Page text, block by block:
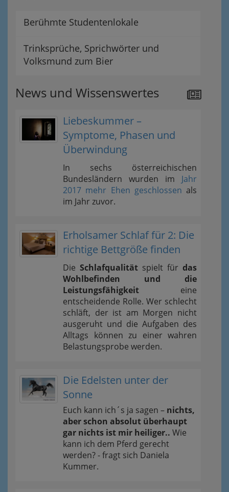
Berühmte Studentenlokale
Trinksprüche, Sprichwörter und
Volksmund zum Bier
News und Wissenswertes
Liebeskummer –
Symptome, Phasen und
Überwindung
In sechs österreichischen
Bundesländern wurden im Jahr
2017 mehr Ehen geschlossen als
im Jahr zuvor.
Erholsamer Schlaf für 2: Die
richtige Bettgröße finden
Die Schlafqualität spielt für das
Wohlbefinden und die
Leistungsfähigkeit eine
entscheidende Rolle. Wer schlecht
schläft, der ist am Morgen nicht
ausgeruht und die Aufgaben des
Alltags können zu einer wahren
Belastungsprobe werden.
Die Edelsten unter der
Sonne
Euch kann ich´s ja sagen – nichts,
aber schon absolut überhaupt
gar nichts ist mir heiliger.. Wie
kann ich dem Pferd gerecht
werden? - fragt sich Daniela
Kummer.